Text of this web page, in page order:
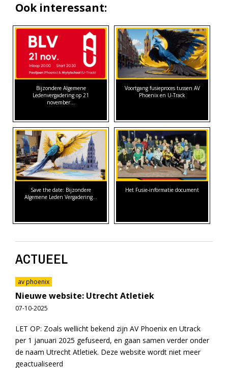
Ook interessant:
Bijzondere Algemene
Ledenvergadering op 21
november…
Voortgang fusieproces tussen AV
Phoenix en U-Track
Save the date: Bijzondere
Algemene Leden Vergadering…
Het Fusie-informatie document
ACTUEEL
av phoenix
Nieuwe website: Utrecht Atletiek
07-10-2025
LET OP: Zoals wellicht bekend zijn AV Phoenix en Utrack
per 1 januari 2025 gefuseerd, en gaan samen verder onder
de naam Utrecht Atletiek. Deze website wordt niet meer
geactualiseerd